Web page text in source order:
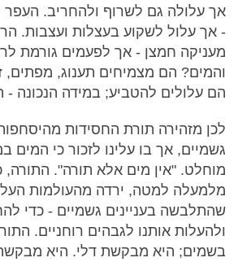
אך עלולה גם לשרוף ולהחריב. העפר
- אך עלול לשקוע בעצלות ועצבות.
מעניקה חמצן - אך לפעמים גורמת
והמים? הם מצמיחים תענוג, מפתים,
הם עלולים להטביע; במידה הנכונה -
לכן מזהירה תורת החסידות
גשמיים, אך בו עלינו לזכור כי המים
מוחלט. "אין מים אלא תורה". התורה,
מלמעלה למטה, ירדה מהעולמות
שהתלבשה בעניינים גשמיים - כדי
ולהעלות אותנו לגבהים רוחניים.
בשמים; היא מבקשת דלי. היא